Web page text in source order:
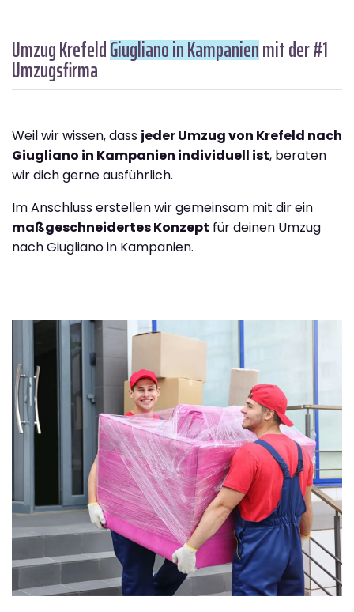
Umzug KrefeldGiugliano in Kampanienmit der #1
Umzugsfirma
Weil wir wissen, dass jeder Umzug von Krefeld nach
Giugliano in Kampanien individuell ist, beraten
wir dich gerne ausführlich.
Im Anschluss erstellen wir gemeinsam mit dir ein
maßgeschneidertes Konzept für deinen Umzug
nach Giugliano in Kampanien.